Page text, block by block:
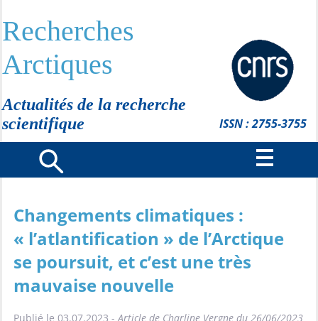
Recherches
Arctiques
Actualités de la recherche
scientifique
ISSN : 2755-3755
Changements climatiques :
« l’atlantification » de l’Arctique
se poursuit, et c’est une très
mauvaise nouvelle
Publié le 03.07.2023 -Article de Charline Vergne du 26/06/2023